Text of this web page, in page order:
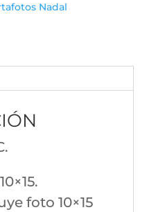
Nadal
foto 10×15